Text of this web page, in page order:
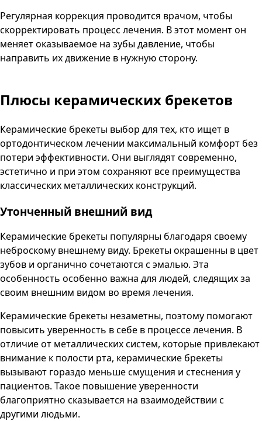
Регулярная коррекция проводится врачом, чтобы
скорректировать процесс лечения. В этот момент он
меняет оказываемое на зубы давление, чтобы
направить их движение в нужную сторону.
Плюсы керамических брекетов
Керамические брекеты выбор для тех, кто ищет в
ортодонтическом лечении максимальный комфорт без
потери эффективности. Они выглядят современно,
эстетично и при этом сохраняют все преимущества
классических металлических конструкций.
Утонченный внешний вид
Керамические брекеты популярны благодаря своему
неброскому внешнему виду. Брекеты окрашенны в цвет
зубов и органично сочетаются с эмалью. Эта
особенность особенно важна для людей, следящих за
своим внешним видом во время лечения.
Керамические брекеты незаметны, поэтому помогают
повысить уверенность в себе в процессе лечения. В
отличие от металлических систем, которые привлекают
внимание к полости рта, керамические брекеты
вызывают гораздо меньше смущения и стеснения у
пациентов. Такое повышение уверенности
благоприятно сказывается на взаимодействии с
другими людьми.